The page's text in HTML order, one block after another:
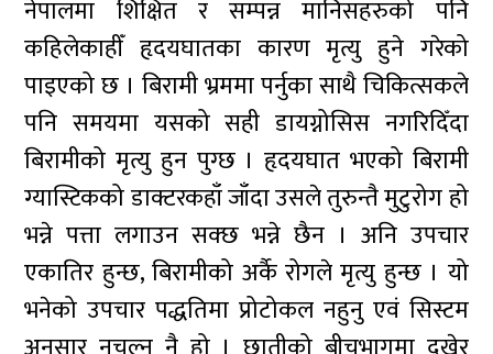
नेपालमा शिक्षित र सम्पन्न मानिसहरुको पनि
कहिलेकाहीँ हृदयघातका कारण मृत्यु हुने गरेको
पाइएको छ । बिरामी भ्रममा पर्नुका साथै चिकित्सकले
पनि समयमा यसको सही डायग्नोसिस नगरिदिँदा
बिरामीको मृत्यु हुन पुग्छ । हृदयघात भएको बिरामी
ग्यास्टिकको डाक्टरकहाँ जाँदा उसले तुरुन्तै मुटुरोग हो
भन्ने पत्ता लगाउन सक्छ भन्ने छैन । अनि उपचार
एकातिर हुन्छ, बिरामीको अर्कै रोगले मृत्यु हुन्छ । यो
भनेको उपचार पद्धतिमा प्रोटोकल नहुनु एवं सिस्टम